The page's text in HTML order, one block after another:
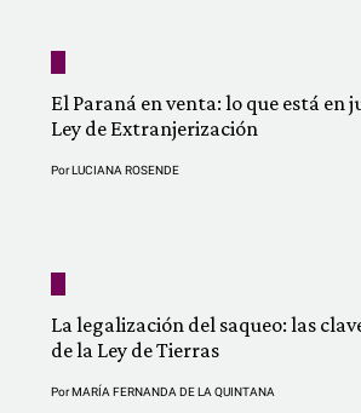
El Paraná en venta: lo que está en
Ley de Extranjerización
PorLUCIANA ROSENDE
La legalización del saqueo: las
de la Ley de Tierras
PorMARÍA FERNANDA DE LA QUINTANA